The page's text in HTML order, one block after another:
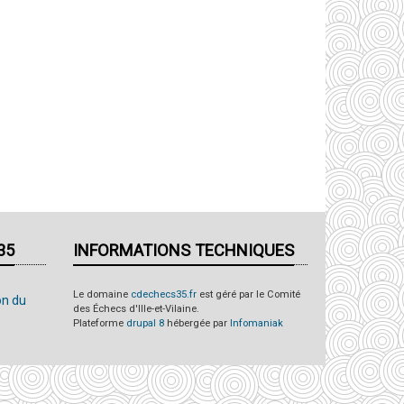
du
INFORMATIONS TECHNIQUES
Le domaine cdechecs35.fr est géré par le Comité
des Échecs d'Ille-et-Vilaine.
Plateforme drupal 8 hébergée par Infomaniak